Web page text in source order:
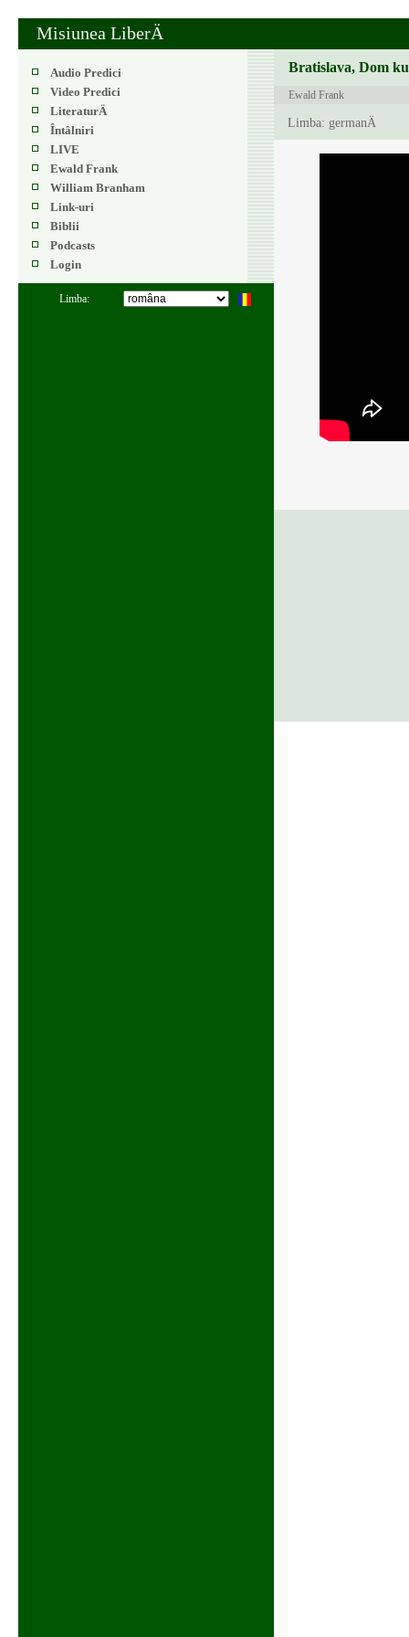
Misiunea LiberÄ
Audio Predici
Video Predici
LiteraturÄ
Întâlniri
LIVE
Ewald Frank
William Branham
Link-uri
Biblii
Podcasts
Login
Limba:
Bratislava, Dom
Ewald Frank
Limba: germanÄ